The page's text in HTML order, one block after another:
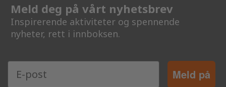
Meld deg på vårt nyhetsbrev
Inspirerende aktiviteter og spennende
nyheter, rett i innboksen.
Meld på